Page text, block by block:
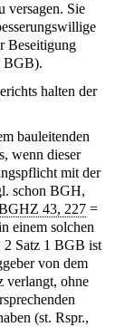
versagen. Sie
Beseitigung
BGB).
halten der
bauleitenden
wenn dieser
mit der
schon BGH,
43, 227 =
einem solchen
2 Satz 1 BGB ist
von dem
verlangt, ohne
(st. Rspr.,